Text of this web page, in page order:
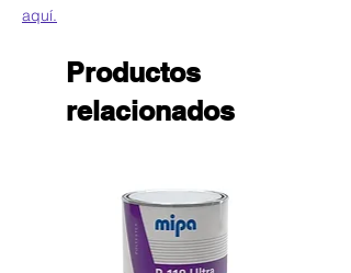
aquí.
Productos
relacionados